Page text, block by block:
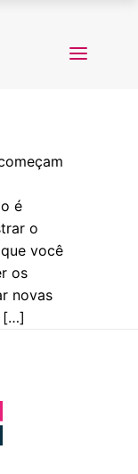
é
o
você
os
novas
[…]